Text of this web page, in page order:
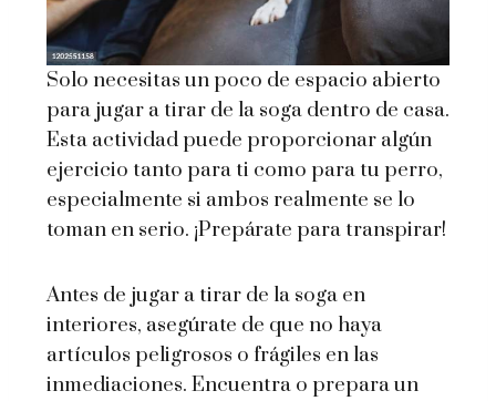
Solo necesitas un poco de espacio abierto
para jugar a tirar de la soga dentro de casa.
Esta actividad puede proporcionar algún
ejercicio tanto para ti como para tu perro,
especialmente si ambos realmente se lo
toman en serio. ¡Prepárate para transpirar!
Antes de jugar a tirar de la soga en
interiores, asegúrate de que no haya
artículos peligrosos o frágiles en las
inmediaciones. Encuentra o prepara un